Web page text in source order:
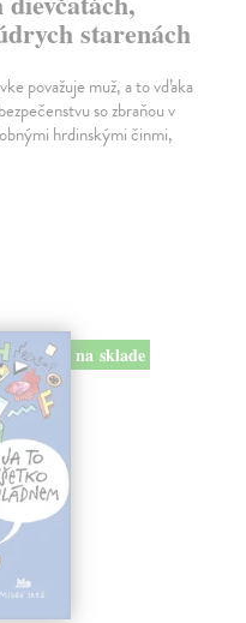
starenách
považuje muž, a to vďaka
so zbraňou v
hrdinskými činmi,
na sklade